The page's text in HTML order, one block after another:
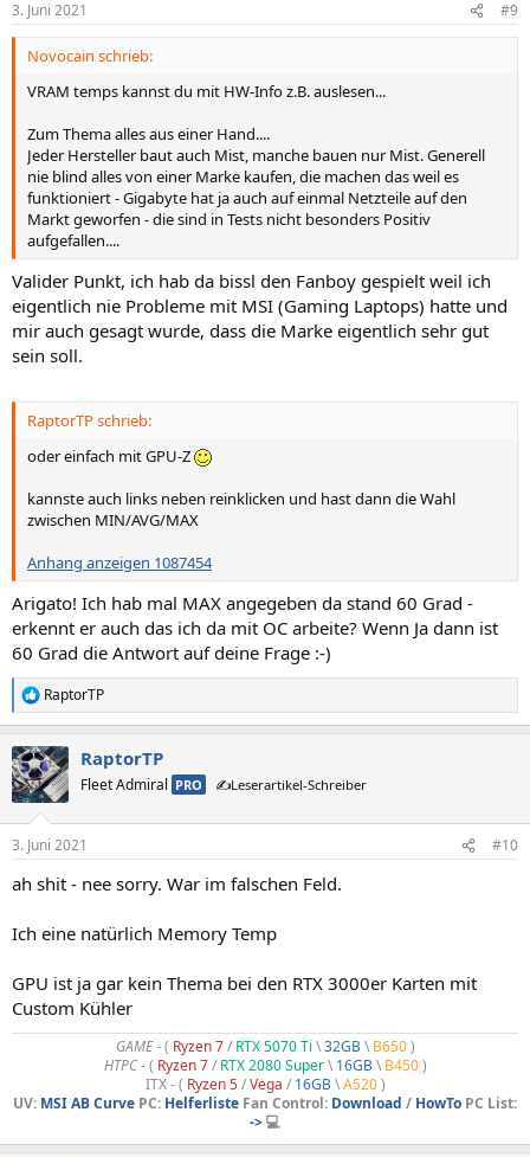
3. Juni 2021 #9
Novocain schrieb:
VRAM temps kannst du mit HW-Info z.B. auslesen...
Zum Thema alles aus einer Hand....
Jeder Hersteller baut auch Mist, manche bauen nur Mist. Generell
nie blind alles von einer Marke kaufen, die machen das weil es
funktioniert - Gigabyte hat ja auch auf einmal Netzteile auf den
Markt geworfen - die sind in Tests nicht besonders Positiv
aufgefallen....
Valider Punkt, ich hab da bissl den Fanboy gespielt weil ich
eigentlich nie Probleme mit MSI (Gaming Laptops) hatte und
mir auch gesagt wurde, dass die Marke eigentlich sehr gut
sein soll.
RaptorTP schrieb:
oder einfach mit GPU-Z
kannste auch links neben reinklicken und hast dann die Wahl
zwischen MIN/AVG/MAX
Anhang anzeigen 1087454
Arigato! Ich hab mal MAX angegeben da stand 60 Grad -
erkennt er auch das ich da mit OC arbeite? Wenn Ja dann ist
60 Grad die Antwort auf deine Frage :-)
R
e
k
t
i
e
:
RaptorTP
RaptorTP
Fleet Admiral PRO ✍️Leserartikel-Schreiber
3. Juni 2021 #10
ah shit - nee sorry. War im falschen Feld.
Ich eine natürlich Memory Temp
GPU ist ja gar kein Thema bei den RTX 3000er Karten mit
Custom Kühler
GAME- ( Ryzen 7/ RTX 5070 Ti \32GB\ B650)
HTPC -( Ryzen 7/ RTX 2080 Super\ 16GB\ B450)
ITX - ( Ryzen 5/Vega / 16GB\A520)
UV: MSI AB Curve PC: Helferliste Fan Control: Download / HowTo PC List:
->💻